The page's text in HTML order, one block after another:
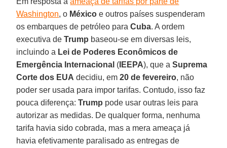
Washington, o México e outros países suspenderam
os embarques de petróleo paraCuba. A ordem
executiva deTrump baseou-se em diversas leis,
incluindo a Lei de Poderes Econômicos de
Emergência Internacional ( IEEPA), que aSuprema
Corte dos EUA decidiu, em20 de fevereiro, não
poder ser usada para impor tarifas. Contudo, isso faz
pouca diferença:Trump pode usar outras leis para
autorizar as medidas. De qualquer forma, nenhuma
tarifa havia sido cobrada, mas a mera ameaça já
havia efetivamente paralisado as entregas de